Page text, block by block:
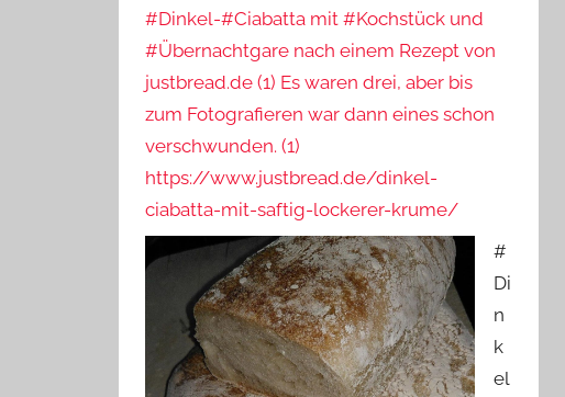
#Dinkel-#Ciabatta mit #Kochstück und
#Übernachtgare nach einem Rezept von
justbread.de (1) Es waren drei, aber bis
zum Fotografieren war dann eines schon
verschwunden. (1)
https://www.justbread.de/dinkel-
ciabatta-mit-saftig-lockerer-krume/
#
Di
n
k
el